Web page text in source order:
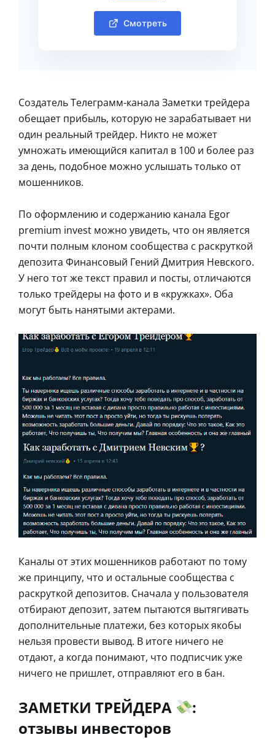
Смотреть
Создатель Телеграмм-канала Заметки трейдера
обещает прибыль, которую не зарабатывает ни
один реальный трейдер. Никто не может
умножать имеющийся капитал в 100 и более раз
за день, подобное можно услышать только от
мошенников.
По оформлению и содержанию канала Egor
premium invest можно увидеть, что он является
почти полным клоном сообщества с раскруткой
депозита Финансовый Гений Дмитрия Невского.
У него тот же текст правил и посты, отличаются
только трейдеры на фото и в «кружках». Оба
могут быть нанятыми актерами.
Каналы от этих мошенников работают по тому
же принципу, что и остальные сообщества с
раскруткой депозитов. Сначала у пользователя
отбирают депозит, затем пытаются вытягивать
дополнительные платежи, без которых якобы
нельзя провести вывод. В итоге ничего не
отдают, а когда понимают, что подписчик уже
ничего не пришлет, отправляют его в бан.
ЗАМЕТКИ ТРЕЙДЕРА
:
отзывы инвесторов